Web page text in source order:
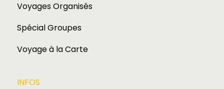
Voyages Organisés
Spécial Groupes
Voyage à la Carte
INFOS